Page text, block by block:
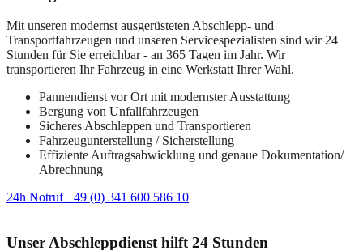
Mit unseren modernst ausgerüsteten Abschlepp- und
Transportfahrzeugen und unseren Servicespezialisten sind wir 24
Stunden für Sie erreichbar - an 365 Tagen im Jahr. Wir
transportieren Ihr Fahrzeug in eine Werkstatt Ihrer Wahl.
Pannendienst vor Ort mit modernster Ausstattung
Bergung von Unfallfahrzeugen
Sicheres Abschleppen und Transportieren
Fahrzeugunterstellung / Sicherstellung
Effiziente Auftragsabwicklung und genaue Dokumentation/
Abrechnung
24h Notruf +49 (0) 341 600 586 10
Unser Abschleppdienst hilft 24 Stunden